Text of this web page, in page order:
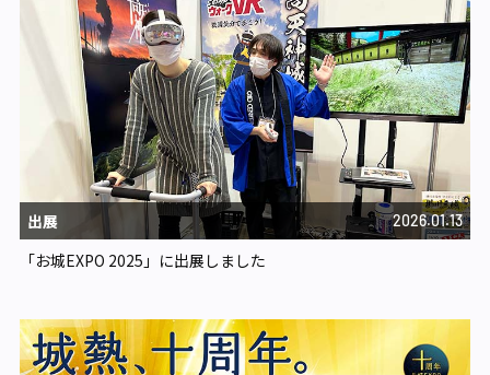
出展 2026.01.13
「お城EXPO 2025」に出展しました